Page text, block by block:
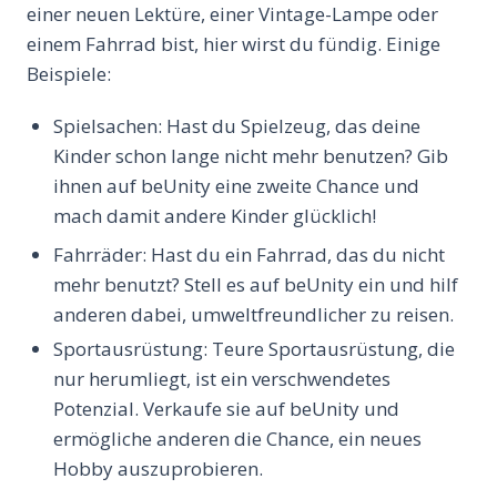
einer neuen Lektüre, einer Vintage-Lampe oder
einem Fahrrad bist, hier wirst du fündig. Einige
Beispiele:
Spielsachen: Hast du Spielzeug, das deine
Kinder schon lange nicht mehr benutzen? Gib
ihnen auf beUnity eine zweite Chance und
mach damit andere Kinder glücklich!
Fahrräder: Hast du ein Fahrrad, das du nicht
mehr benutzt? Stell es auf beUnity ein und hilf
anderen dabei, umweltfreundlicher zu reisen.
Sportausrüstung: Teure Sportausrüstung, die
nur herumliegt, ist ein verschwendetes
Potenzial. Verkaufe sie auf beUnity und
ermögliche anderen die Chance, ein neues
Hobby auszuprobieren.